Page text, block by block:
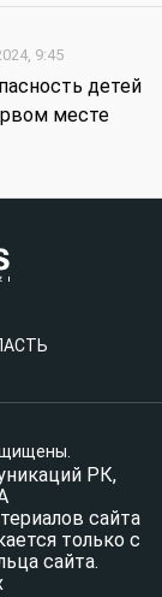
9:45
детей
месте
РК,
сайта
только с
сайта.